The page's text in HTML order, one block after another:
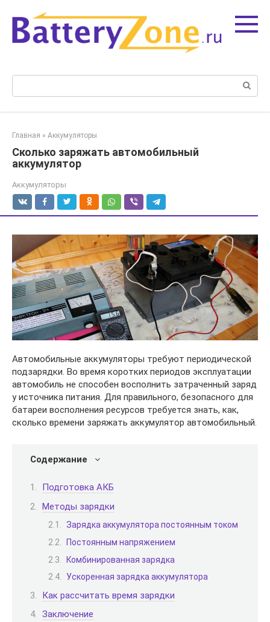
контенту
Поиск:
Главная » Аккумуляторы
Сколько заряжать автомобильный
аккумулятор
Аккумуляторы
Автомобильные аккумуляторы требуют периодической
подзарядки. Во время коротких периодов эксплуатации
автомобиль не способен восполнить затраченный заряд
у источника питания. Для правильного, безопасного для
батареи восполнения ресурсов требуется знать, как,
сколько времени заряжать аккумулятор автомобильный.
Содержание
Подготовка АКБ
Методы зарядки
Зарядка аккумулятора постоянным током
Постоянным напряжением
Комбинированная зарядка
Ускоренная зарядка аккумулятора
Как рассчитать время зарядки
Заключение